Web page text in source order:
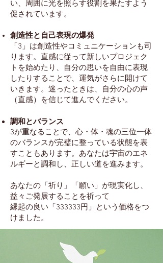
い、周囲に光を照らす役割を果たすよう
促されています。
創造性と自己表現の爆発
「3」は創造性やコミュニケーションも司
ります。直感に従って新しいプロジェク
トを始めたり、自分の思いを自由に表現
したりすることで、運気がさらに開けて
いきます。迷ったときは、自分の心の声
（直感）を信じて進んでください。
調和とバランス
3が重なることで、心・体・魂の三位一体
のバランスが完璧に整っている状態を表
すこともあります。あなたは宇宙のエネ
ルギーと調和し、正しい道を進みます。
あなたの「祈り」「願い」が現実化し、
益々ご発展することを祈って
縁起の良い「333333円」という価格をつ
けました。